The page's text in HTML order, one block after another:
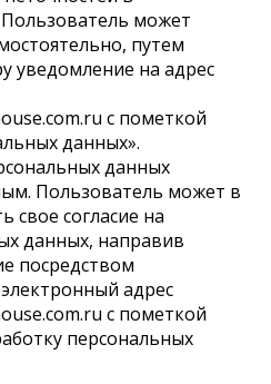
может
путем
уведомление на адрес
с пометкой
данных».
данных
Пользователь может в
свое согласие на
данных, направив
посредством
адрес
с пометкой
персональных